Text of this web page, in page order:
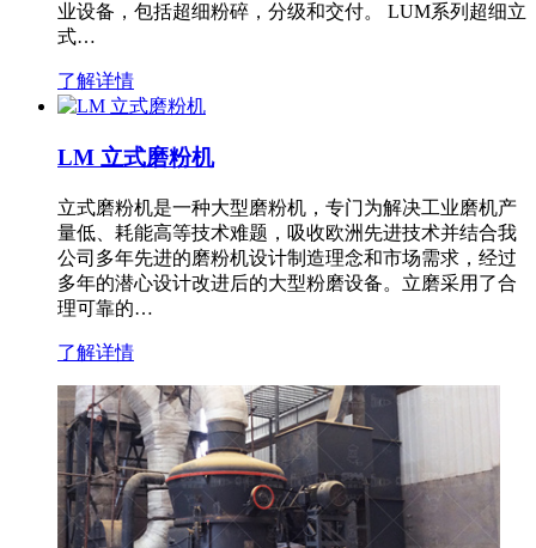
业设备，包括超细粉碎，分级和交付。 LUM系列超细立
式…
了解详情
LM 立式磨粉机
立式磨粉机是一种大型磨粉机，专门为解决工业磨机产
量低、耗能高等技术难题，吸收欧洲先进技术并结合我
公司多年先进的磨粉机设计制造理念和市场需求，经过
多年的潜心设计改进后的大型粉磨设备。立磨采用了合
理可靠的…
了解详情